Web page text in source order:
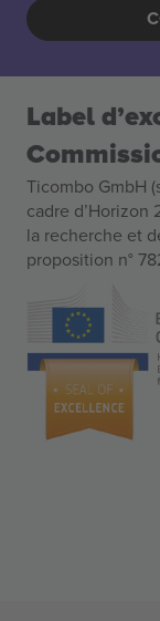
Label
Ticombo GmbH
cadre
la recherche et
proposition n°